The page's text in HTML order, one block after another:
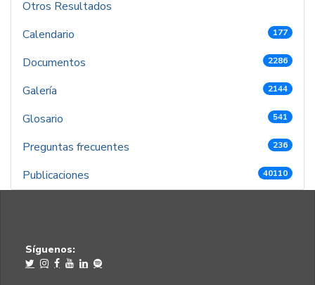
Otros Resultados
Calendario
177
Documentos 2286
Galería 2144
Glosario 541
Preguntas frecuentes 236
Publicaciones 40110
Síguenos: